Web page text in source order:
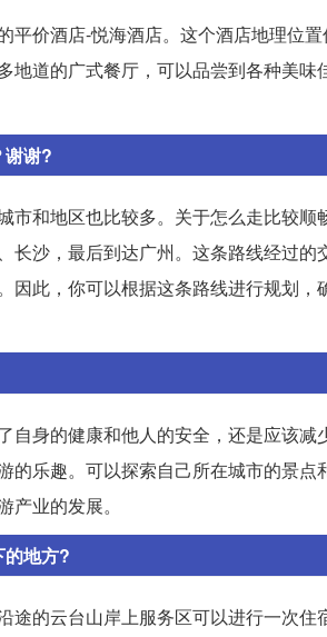
价酒店-悦海酒店。这个酒店地理位置
道的广式餐厅，可以品尝到各种美味
谢谢?
和地区也比较多。关于怎么走比较顺
沙，最后到达广州。这条路线经过的
此，你可以根据这条路线进行规划，
身的健康和他人的安全，还是应该减
乐趣。可以探索自己所在城市的景点
业的发展。
的地方?
的云台山岸上服务区可以进行一次住